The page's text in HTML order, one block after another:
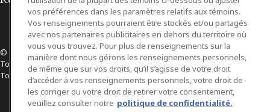
© 2026 Osler, Hoskin & Harcourt S.E.N.C.R.L./s.r.l.
Tous droits réservés
Toronto | Montréal | Calgary | Vancouver | Ottawa | New York
vos préférences dans les paramètres relatifs aux témoins.
Vos renseignements pourraient être stockés et/ou partagés
avec nos partenaires publicitaires en dehors du territoire où
vous vous trouvez. Pour plus de renseignements sur la
manière dont nous gérons les renseignements personnels,
de même que sur vos droits, qu’il s’agisse de votre droit
d’accéder à vos renseignements personnels, votre droit de
les corriger ou votre droit de retirer votre consentement,
veuillez consulter notre politique de confidentialité.